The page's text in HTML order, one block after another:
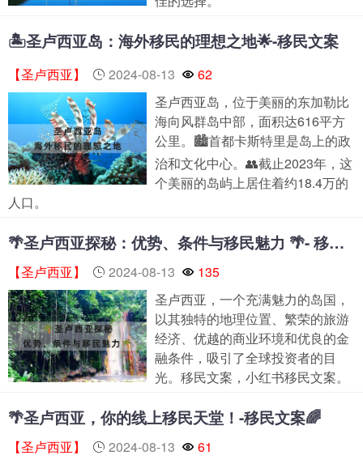
🏝️圣卢西亚岛：海外移民的理想之地🌟-移民文案
【圣卢西亚】 2024-08-13
62
圣卢西亚岛，位于美丽的东加勒比
海向风群岛中部，面积达616平方
公里。🏙️首都卡斯特里是岛上的政
治和文化中心。👥截止2023年，这
个美丽的岛屿上居住着约18.4万的
人口。
🌴圣卢西亚探秘：优势、条件与移民魅力 🌴- 移民文案
【圣卢西亚】 2024-08-13
135
圣卢西亚，一个充满魅力的岛国，
以其独特的地理位置、繁荣的旅游
经济、优越的商业环境和优良的金
融条件，吸引了全球投资者的目
光。移民文案，小红书移民文案。
🌴圣卢西亚，你的线上移民天堂！-移民文案🌈
【圣卢西亚】 2024-08-13
61